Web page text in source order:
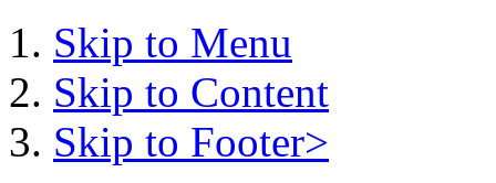
Skip to Menu
Skip to Content
Skip to Footer>